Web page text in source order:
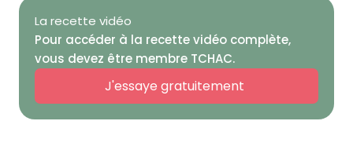
La recette vidéo
Pour accéder à la recette vidéo complète,
vous devez être membre TCHAC.
J'essaye gratuitement